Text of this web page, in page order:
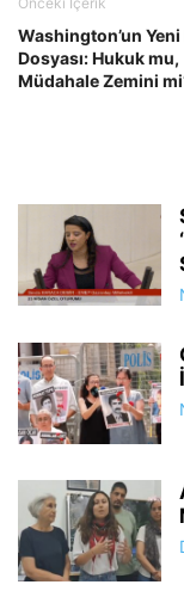
Washington’un
Dosyası: Hukuk mu,
Müdahale Zemini